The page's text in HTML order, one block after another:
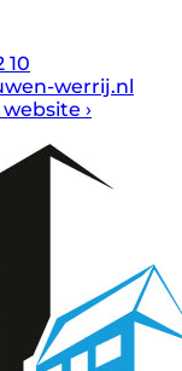
10
werrij.nl
›